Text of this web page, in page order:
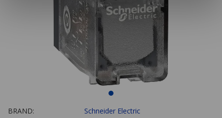
BRAND:
Schneider Electric